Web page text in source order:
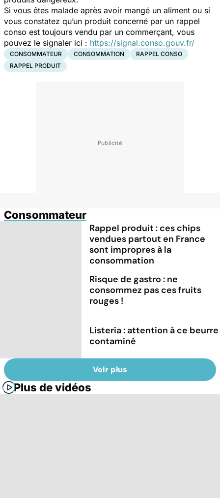
Si vous êtes malade après avoir mangé un aliment ou si
vous constatez qu’un produit concerné par un rappel
conso est toujours vendu par un commerçant, vous
pouvez le signaler ici : https://signal.conso.gouv.fr/
CONSOMMATEUR CONSOMMATION
RAPPEL CONSO
RAPPEL PRODUIT
Consommateur
Rappel produit : ces chips
vendues partout en France
sont impropres à la
consommation
Risque de gastro : ne
consommez pas ces fruits
rouges !
Listeria : attention à ce beurre
contaminé
Voir plus
Plus de vidéos